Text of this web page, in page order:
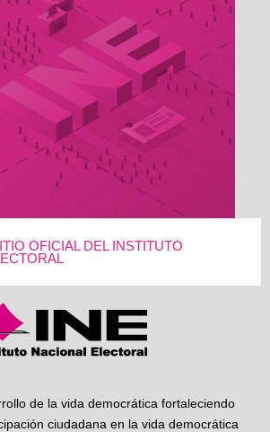
OFICIAL DEL INSTITUTO
de la vida democrática fortaleciendo
ciudadana en la vida democrática